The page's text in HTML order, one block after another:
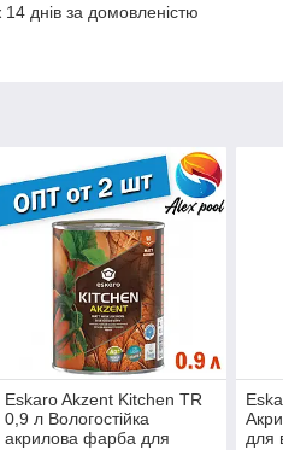
днів за домовленістю
Eskaro Akzent Kitchen TR
0,9 л Вологостійка
акрилова фарба для
для